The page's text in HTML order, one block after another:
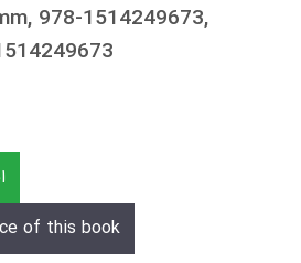
978-1514249673,
of this book